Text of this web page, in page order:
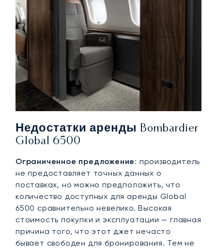
Недостатки аренды Bombardier
Global 6500
Ограниченное предложение: производитель
не предоставляет точных данных о
поставках, но можно предположить, что
количество доступных для аренды Global
6500 сравнительно невелико. Высокая
стоимость покупки и эксплуатации — главная
причина того, что этот джет нечасто
бывает свободен для бронирования. Тем не